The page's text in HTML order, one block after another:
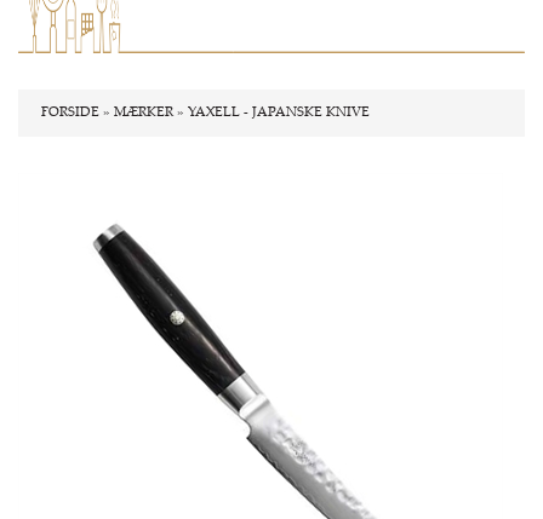
FORSIDE » MÆRKER » YAXELL - JAPANSKE KNIVE